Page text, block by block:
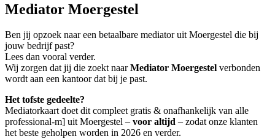
Mediator Moergestel
Ben jij opzoek naar een betaalbare mediator uit Moergestel die bij
jouw bedrijf past?
Lees dan vooral verder.
Wij zorgen dat jij die zoekt naarMediator Moergestel verbonden
wordt aan een kantoor dat bij je past.
Het tofste gedeelte?
Mediatorkaart doet dit compleet gratis & onafhankelijk van alle
professional-m] uit Moergestel – voor altijd – zodat onze klanten
het beste geholpen worden in 2026 en verder.